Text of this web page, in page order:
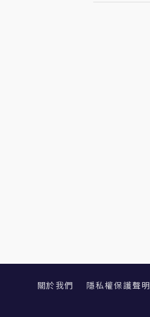
關於我們 隱私權保護聲明